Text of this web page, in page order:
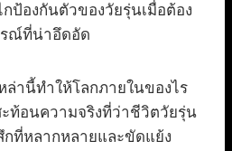
ป้องกันตัวของวัยรุ่นเมื่อต้อง
ณ์ที่น่าอึดอัด
ล่านี้ทำให้โลกภายในของไร
ท้อนความจริงที่ว่าชีวิตวัยรุ่น
ที่หลากหลายและขัดแย้ง